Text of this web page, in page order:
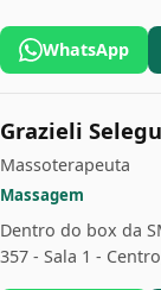
WhatsApp
Grazieli
Massoterapeuta
Massagem
Dentro do box da
357 - Sala 1 -